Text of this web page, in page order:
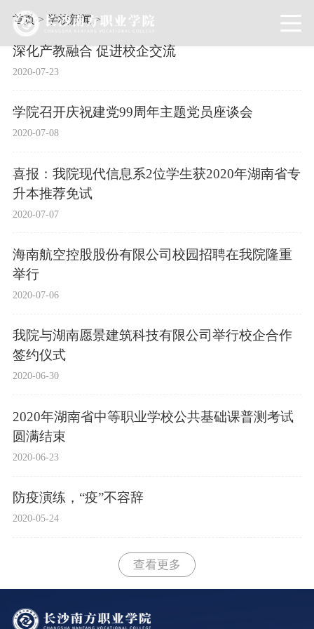
首页 > 学校新闻>
深化产教融合 促进校企交流
2020-07-23
学院召开庆祝建党99周年主题党员座谈会
2020-07-08
喜报：我院现代信息系2位学生获2020年湖南省专
升本推荐免试
2020-07-07
海南航空控股股份有限公司校园招聘在我院隆重
举行
2020-07-06
我院与湖南愿景建筑科技有限公司举行校企合作
签约仪式
2020-06-30
2020年湖南省中等职业学校公共基础课普测考试
圆满结束
2020-06-23
防疫演练，“疫”不容辞
2020-05-24
查看更多